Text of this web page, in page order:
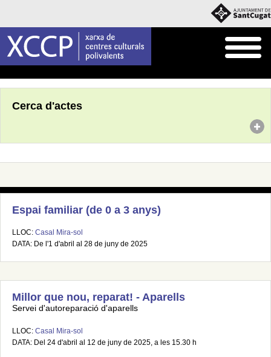
Cerca d'actes
Espai familiar (de 0 a 3 anys)
LLOC: Casal Mira-sol
DATA: De l'1 d'abril al 28 de juny de 2025
Millor que nou, reparat! - Aparells
Servei d'autoreparació d'aparells
LLOC: Casal Mira-sol
DATA: Del 24 d'abril al 12 de juny de 2025, a les 15.30 h